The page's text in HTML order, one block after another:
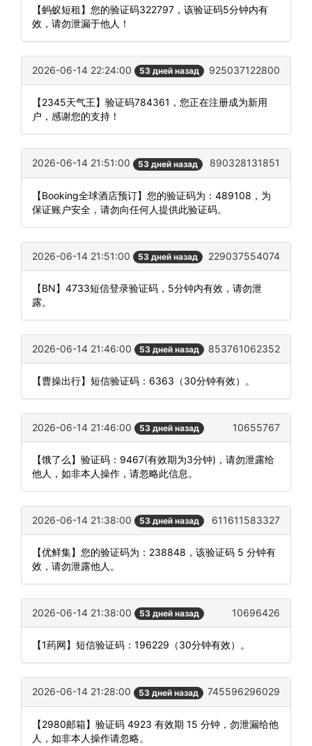
【蚂蚁短租】您的验证码322797，该验证码5分钟内有
效，请勿泄漏于他人！
2026-06-14 22:24:00 53 дней назад 925037122800
【2345天气王】验证码784361，您正在注册成为新用
户，感谢您的支持！
2026-06-14 21:51:00 53 дней назад 890328131851
【Booking全球酒店预订】您的验证码为：489108，为
保证账户安全，请勿向任何人提供此验证码。
2026-06-14 21:51:00 53 дней назад 229037554074
【BN】4733短信登录验证码，5分钟内有效，请勿泄
露。
2026-06-14 21:46:00 53 дней назад 853761062352
【曹操出行】短信验证码：6363（30分钟有效）。
2026-06-14 21:46:00 53 дней назад 10655767
【饿了么】验证码：9467(有效期为3分钟)，请勿泄露给
他人，如非本人操作，请忽略此信息。
2026-06-14 21:38:00 53 дней назад 611611583327
【优鲜集】您的验证码为：238848，该验证码 5 分钟有
效，请勿泄露他人。
2026-06-14 21:38:00 53 дней назад 10696426
【1药网】短信验证码：196229（30分钟有效）。
2026-06-14 21:28:00 53 дней назад 745596296029
【2980邮箱】验证码 4923 有效期 15 分钟，勿泄漏给他
人，如非本人操作请忽略。